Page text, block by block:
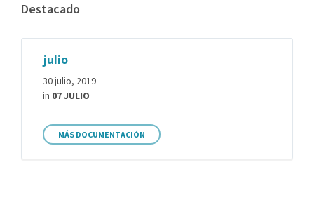
Destacado
julio
30 julio, 2019
in 07 JULIO
MÁS DOCUMENTACIÓN